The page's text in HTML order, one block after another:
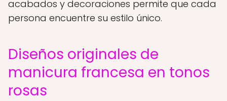
acabados y decoraciones permite que cada
persona encuentre su estilo único.
Diseños originales de
manicura francesa en tonos
rosas